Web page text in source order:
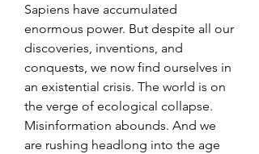
Sapiens have accumulated
enormous power. But despite all our
discoveries, inventions, and
conquests, we now find ourselves in
an existential crisis. The world is on
the verge of ecological collapse.
Misinformation abounds. And we
are rushing headlong into the age